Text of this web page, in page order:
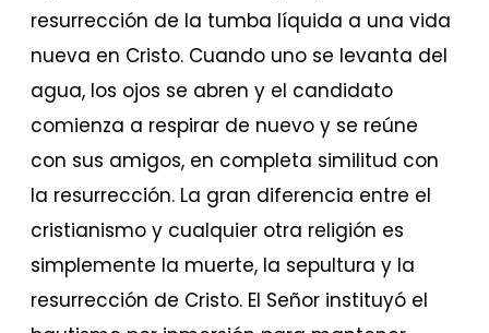
resurrección de la tumba líquida a una vida
nueva en Cristo. Cuando uno se levanta del
agua, los ojos se abren y el candidato
comienza a respirar de nuevo y se reúne
con sus amigos, en completa similitud con
la resurrección. La gran diferencia entre el
cristianismo y cualquier otra religión es
simplemente la muerte, la sepultura y la
resurrección de Cristo. El Señor instituyó el